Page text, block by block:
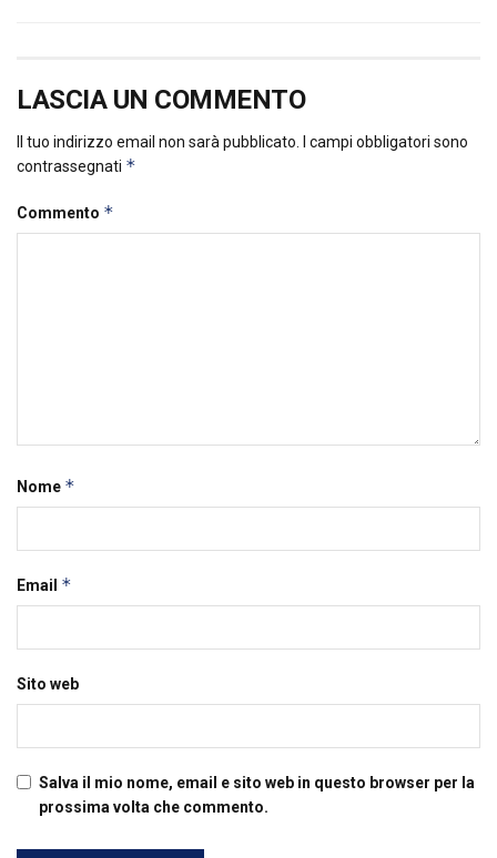
LASCIA UN COMMENTO
Il tuo indirizzo email non sarà pubblicato. I campi obbligatori sono
contrassegnati *
Commento *
Nome *
Email *
Sito web
Salva il mio nome, email e sito web in questo browser per la
prossima volta che commento.